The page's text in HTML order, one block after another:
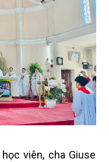
viên, cha Giuse